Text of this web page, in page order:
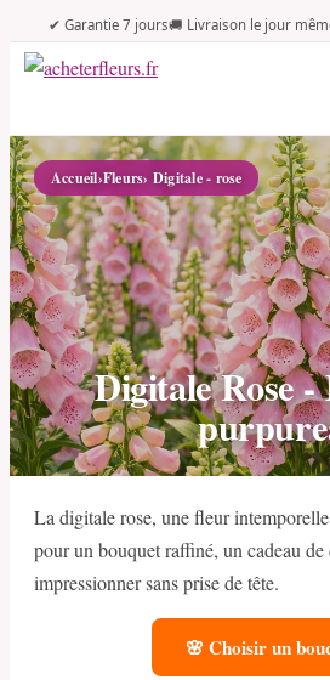
✔ Garantie 7 jours🚚 Livraison le jour
Accueil›Fleurs› Digitale - rose
Digitale Rose
La digitale rose, une fleur
pour un bouquet raffiné, un cadeau
impressionner sans prise de tête.
🌸 Choisir un